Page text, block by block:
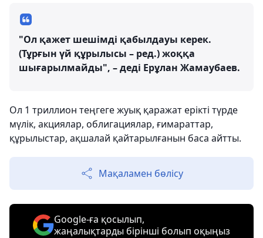
"Ол қажет шешімді қабылдауы керек.
(Тұрғын үй құрылысы – ред.) жоққа
шығарылмайды", – деді Ерұлан Жамаубаев.
Ол 1 триллион теңгеге жуық қаражат ерікті түрде
мүлік, акциялар, облигациялар, ғимараттар,
құрылыстар, ақшалай қайтарылғанын баса айтты.
Мақаламен бөлісу
Google-ға қосылып,
жаңалықтарды бірінші болып оқыңыз